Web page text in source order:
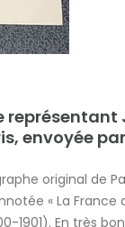
représentant
envoyée
original de
« La France
1901). En très